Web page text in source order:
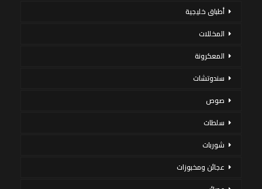
أطباق خليجية
المخللات
المعكرونة
سندوتشات
صوص
سلطات
شوربات
عجائن ومخبوزات